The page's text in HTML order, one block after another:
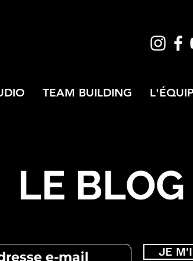
TEAM BUILDING
LE BLOG
JE